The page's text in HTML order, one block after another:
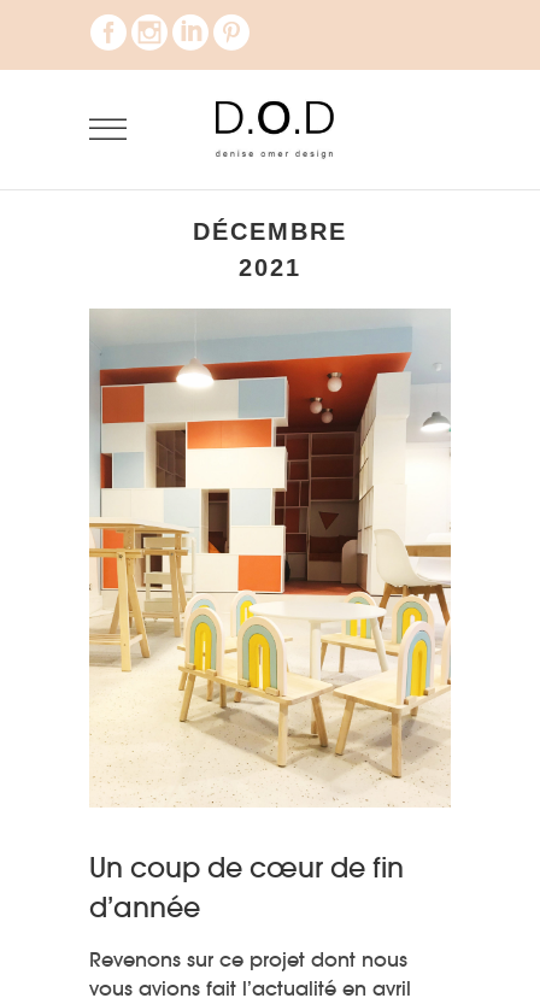
DÉCEMBRE
2021
Un coup de cœur de fin
d’année
Revenons sur ce projet dont nous
vous avions fait l’actualité en avril